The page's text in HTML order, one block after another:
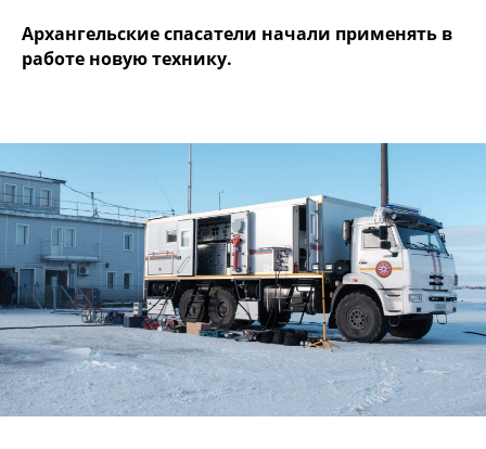
Архангельские спасатели начали применять в
работе новую технику.